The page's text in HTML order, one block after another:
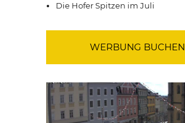
Die Hofer Spitzen im Juli
WERBUNG BUCHEN